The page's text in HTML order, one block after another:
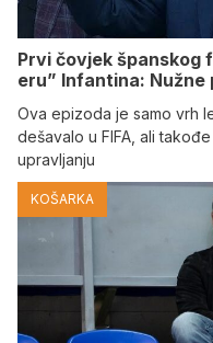
Prvi čovjek španskog
eru” Infantina: Nužne
Ova epizoda je samo vrh
dešavalo u FIFA, ali
upravljanju
KOŠARKA